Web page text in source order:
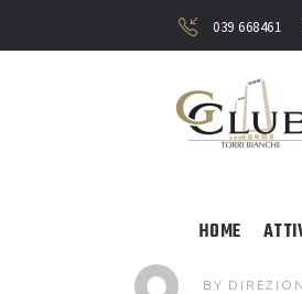
039 668461
HOME
BY